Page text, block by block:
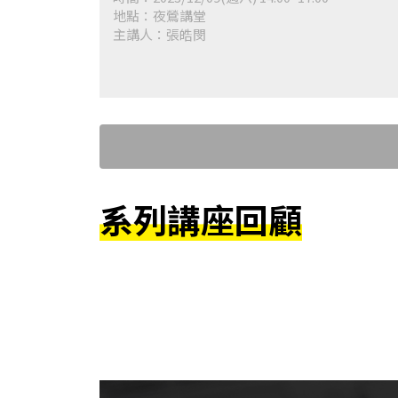
地點：夜鶯講堂
主講人：張皓閔
系列講座回顧